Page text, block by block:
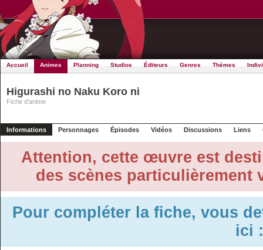
Accueil Animes Planning Studios Éditeurs Genres Thèmes
Higurashi no Naku Koro ni
Fiche d'anime
Informations Personnages Épisodes Vidéos Discussions Liens
Attention, cette œuvre est
des scènes particulièrement
Pour compléter la fiche, vous
ici